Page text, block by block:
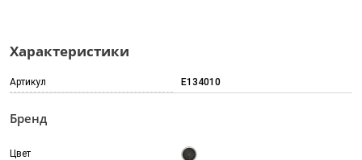
Характеристики
Артикул E134010
Бренд
Цвет